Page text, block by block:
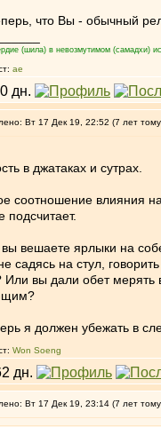
что Вы - обычный
(шила) в невозмутимом (самадхи)
ae
Вт 17 Дек 19, 22:52 (7 лет
в джатаках и сутрах.
соотношение влияния
подсчитает.
вешаете ярлыки на
садясь на стул,
Или вы дали обет
я должен убежать в
Won Soeng
Вт 17 Дек 19, 23:14 (7 лет